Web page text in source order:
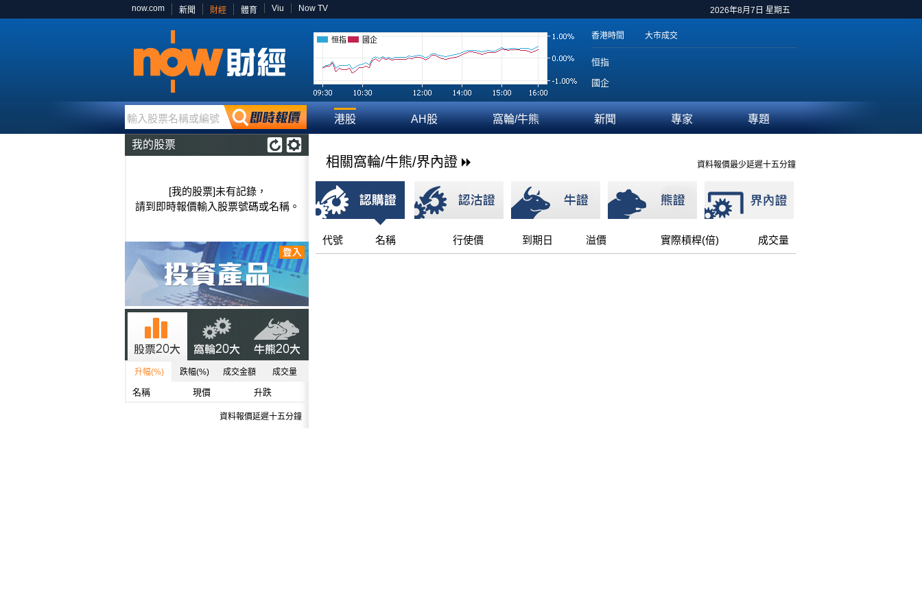
2026年8月7日 星期五
now.com 新聞 財經 體育 Viu Now TV
恒指 國企 香港時間 大市成交
恒指
國企
輸入股票名稱或編號 港股 AH股 窩輪/牛熊 新聞 專家 專題
我的股票
[我的股票]未有記錄，
請到即時報價輸入股票號碼或名稱。
升幅(%) 跌幅(%) 成交金額 成交量
名稱 現價 升跌
資料報價延遲十五分鐘
資料報價最少延遲十五分鐘
相關窩輪/牛熊/界內證
代號 名稱 行使價 到期日 溢價 實際槓桿(倍) 成交量